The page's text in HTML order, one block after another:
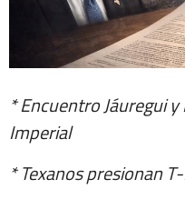
* Encuentro Jáuregui
Imperial
* Texanos presionan